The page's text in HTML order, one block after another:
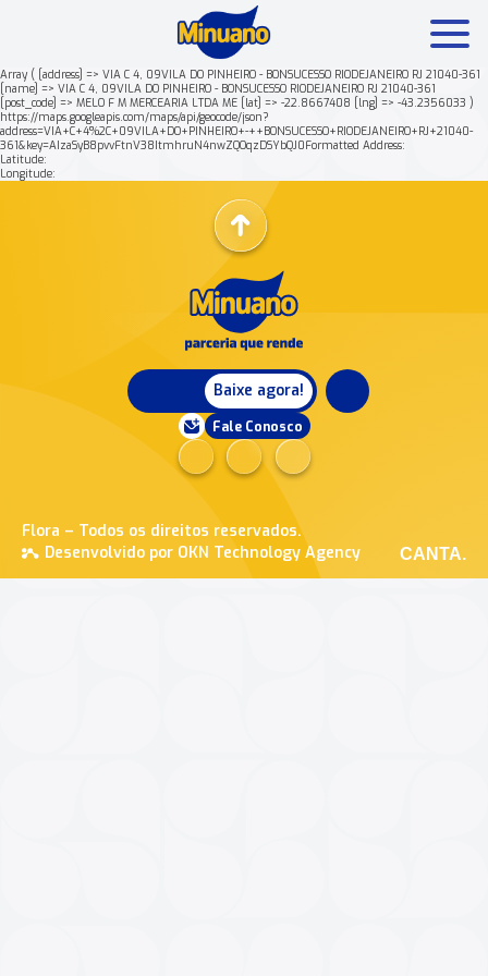
Array ( [address] => VIA C 4, 09VILA DO PINHEIRO - BONSUCESSO RIODEJANEIRO RJ 21040-361
[name] => VIA C 4, 09VILA DO PINHEIRO - BONSUCESSO RIODEJANEIRO RJ 21040-361
[post_code] => MELO F M MERCEARIA LTDA ME [lat] => -22.8667408 [lng] => -43.2356033 )
https://maps.googleapis.com/maps/api/geocode/json?
address=VIA+C+4%2C+09VILA+DO+PINHEIRO+-++BONSUCESSO+RIODEJANEIRO+RJ+21040-
361&key=AIzaSyB8pvvFtnV38ItmhruN4nwZQOqzDSYbQJ0Formatted Address:
Latitude:
Longitude:
Baixe agora!
Fale Conosco
Flora – Todos os direitos reservados.
Desenvolvido por OKN Technology Agency
CANTA.
Mais buscados: Produtos Minuano Rende +
Nossa história